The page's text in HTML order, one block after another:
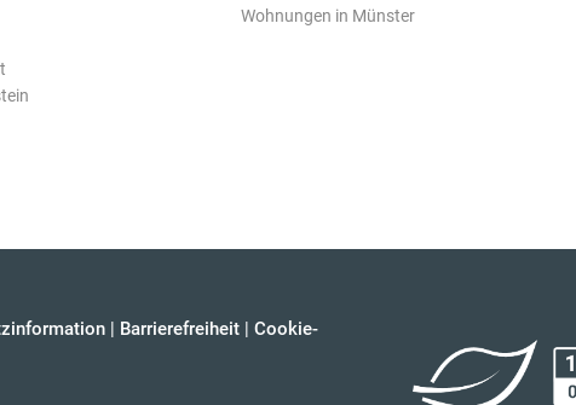
Wohnungen in Münster
| Barrierefreiheit | Cookie-